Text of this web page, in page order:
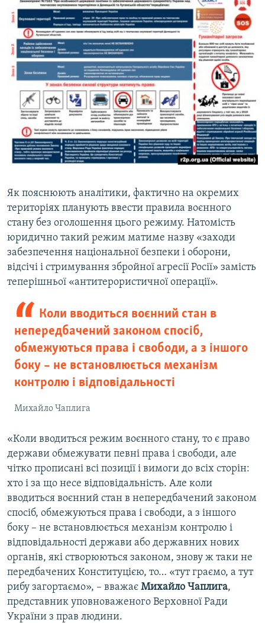
Як пояснюють аналітики, фактично на окремих
територіях планують ввести правила воєнного
стану без оголошення цього режиму. Натомість
юридично такий режим матиме назву «заходи
забезпечення національної безпеки і оборони,
відсічі і стримування збройної агресії Росії» замість
теперішньої «антитерористичної операції».
Коли вводиться воєнний стан в
непередбачений законом спосіб,
обмежуються права і свободи, а з іншого
боку – не встановлюється механізм
контролю і відповідальності
Михайло Чаплига
«Коли вводиться режим воєнного стану, то є право
держави обмежувати певні права і свободи, але
чітко прописані всі позиції і вимоги до всіх сторін:
хто і за що несе відповідальність. Але коли
вводиться воєнний стан в непередбачений законом
спосіб, обмежуються права і свободи, а з іншого
боку – не встановлюється механізм контролю і
відповідальності держави або державних нових
органів, які створюються законом, знову ж таки не
передбачених Конституцією, то… «тут граємо, а тут
рибу загортаємо», – вважає Михайло Чаплига,
представник уповноваженого Верховної Ради
України з прав людини.